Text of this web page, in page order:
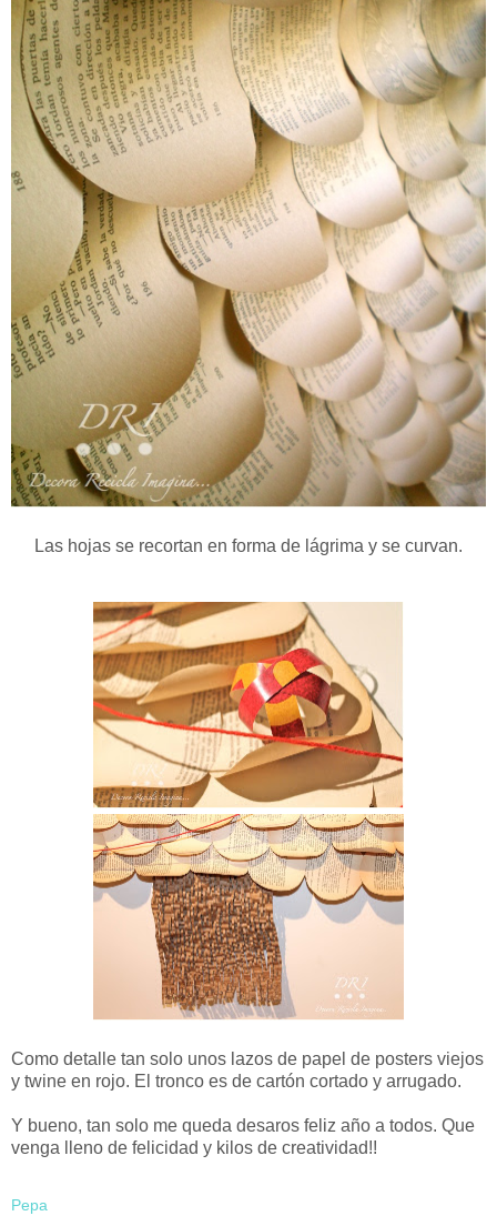
Las hojas se recortan en forma de lágrima y se curvan.
Como detalle tan solo unos lazos de papel de posters viejos
y twine en rojo. El tronco es de cartón cortado y arrugado.
Y bueno, tan solo me queda desaros feliz año a todos. Que
venga lleno de felicidad y kilos de creatividad!!
Pepa